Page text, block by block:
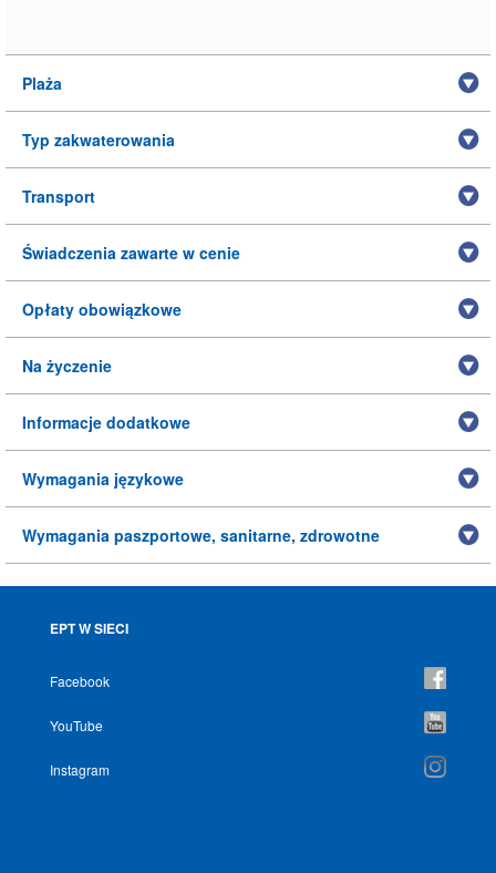
Plaża
Typ zakwaterowania
Transport
Świadczenia zawarte w cenie
Opłaty obowiązkowe
Na życzenie
Informacje dodatkowe
Wymagania językowe
Wymagania paszportowe, sanitarne, zdrowotne
EPT W SIECI
Facebook
YouTube
Instagram